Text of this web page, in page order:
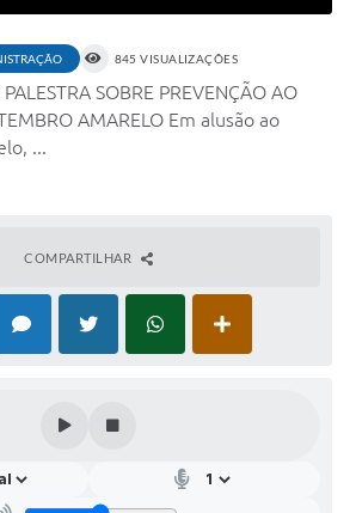
845 VISUALIZAÇÕES
SOBRE PREVENÇÃO AO
AMARELO Em alusão ao
...
COMPARTILHAR